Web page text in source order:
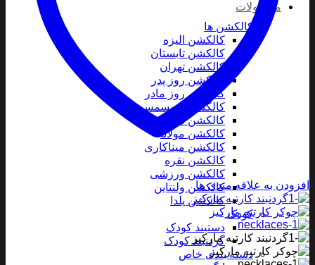
محصولات
کالکشن ها
کالکشن الیزه
کالکشن تابستان
کالکشن تهران
کالکشن روز پدر
کالکشن روز مادر
کالکشن کریسمس
کالکشن موسیقی
کالکشن مولانا
کالکشن میناکاری
کالکشن نقره
کالکشن ورزشی
کالکشن ولنتاین
کالکشن یلدا
کودک
دستبند کودک
گردنبند کودک
دسته بندی خاص
افزودن به علاقه مندی ها